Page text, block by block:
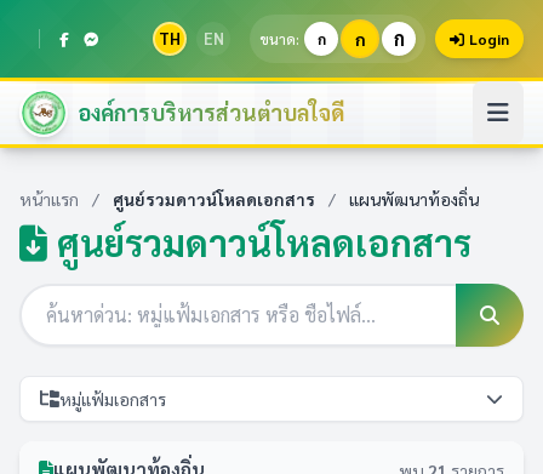
TH EN ขนาด: ก ก ก Login
องค์การบริหารส่วนตำบลใจดี
หน้าแรก / ศูนย์รวมดาวน์โหลดเอกสาร / แผนพัฒนาท้องถิ่น
ศูนย์รวมดาวน์โหลดเอกสาร
หมู่แฟ้มเอกสาร